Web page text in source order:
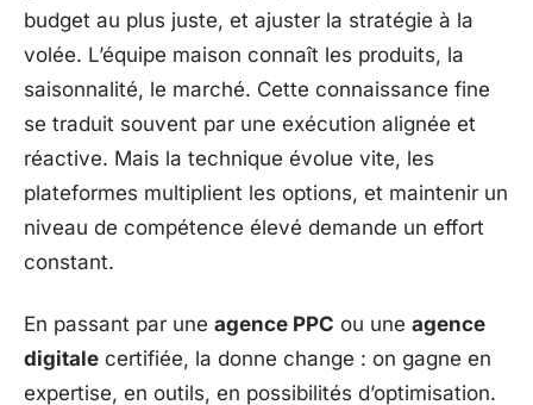
budget au plus juste, et ajuster la stratégie à la
volée. L’équipe maison connaît les produits, la
saisonnalité, le marché. Cette connaissance fine
se traduit souvent par une exécution alignée et
réactive. Mais la technique évolue vite, les
plateformes multiplient les options, et maintenir un
niveau de compétence élevé demande un effort
constant.
En passant par une agence PPC ou une agence
digitale certifiée, la donne change : on gagne en
expertise, en outils, en possibilités d’optimisation.